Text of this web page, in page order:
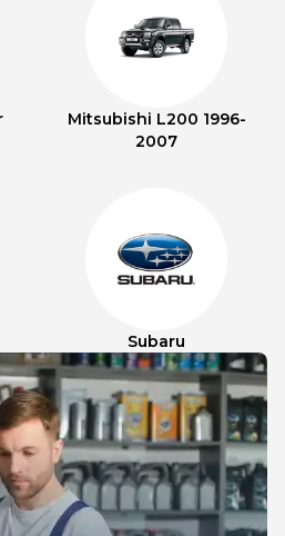
Mitsubishi L200 1996-
2007
Subaru